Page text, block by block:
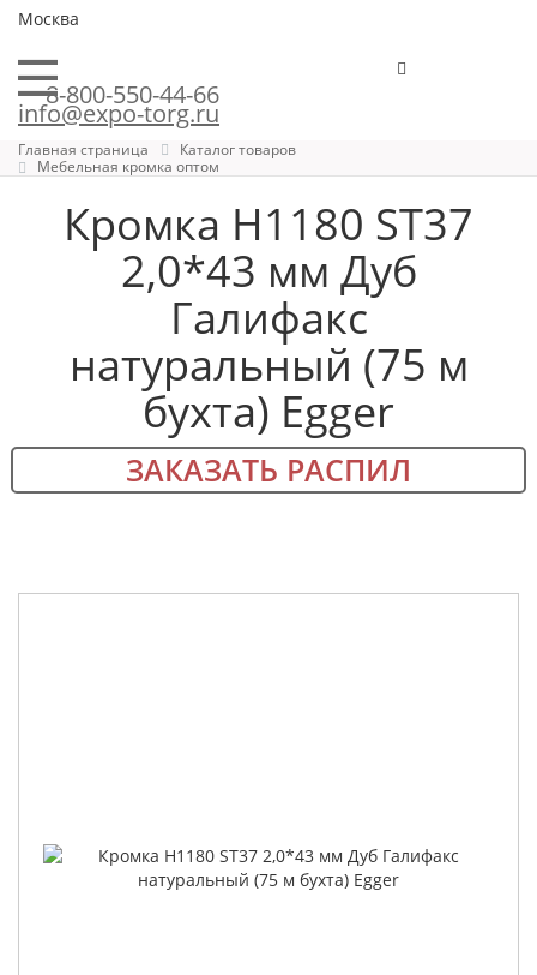
Москва
8-800-550-44-66
info@expo-torg.ru
Главная страница
Каталог товаров
Мебельная кромка оптом
Кромка H1180 ST37
2,0*43 мм Дуб
Галифакс
натуральный (75 м
бухта) Egger
ЗАКАЗАТЬ РАСПИЛ